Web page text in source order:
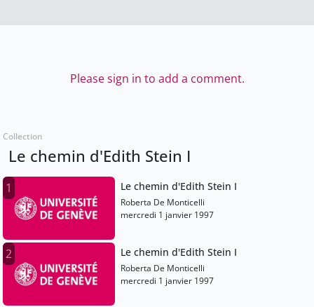
Please sign in to add a comment.
Collection
Le chemin d'Edith Stein I
1 Le chemin d'Edith Stein I
Roberta De Monticelli
mercredi 1 janvier 1997
2 Le chemin d'Edith Stein I
Roberta De Monticelli
mercredi 1 janvier 1997